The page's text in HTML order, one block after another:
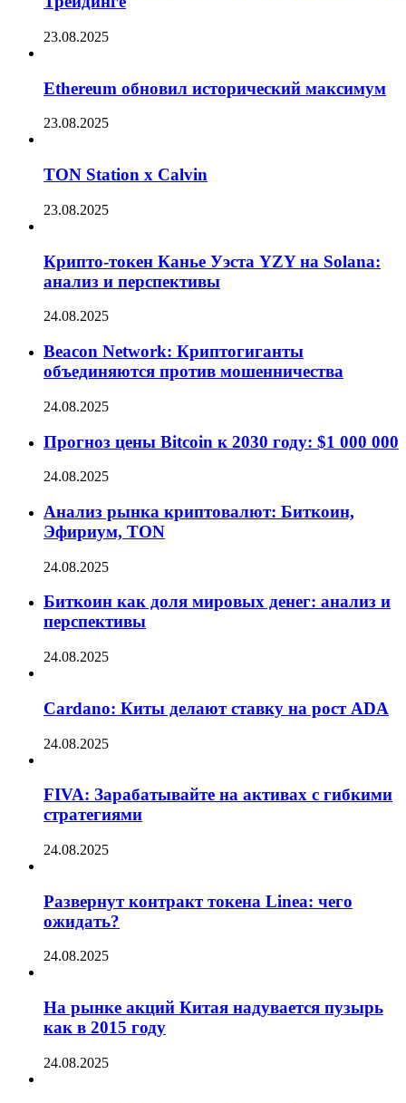
23.08.2025
Ethereum обновил исторический максимум
23.08.2025
TON Station x Calvin
23.08.2025
Крипто-токен Канье Уэста YZY на Solana:
анализ и перспективы
24.08.2025
Beacon Network: Криптогиганты
объединяются против мошенничества
24.08.2025
Прогноз цены Bitcoin к 2030 году: $1 000 000
24.08.2025
Анализ рынка криптовалют: Биткоин,
Эфириум, TON
24.08.2025
Биткоин как доля мировых денег: анализ и
перспективы
24.08.2025
Cardano: Киты делают ставку на рост ADA
24.08.2025
FIVA: Зарабатывайте на активах с гибкими
стратегиями
24.08.2025
Развернут контракт токена Linea: чего
ожидать?
24.08.2025
На рынке акций Китая надувается пузырь
как в 2015 году
24.08.2025